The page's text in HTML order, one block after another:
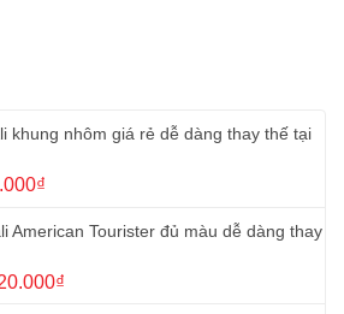
khung nhôm giá rẻ dễ dàng thay thế tại
₫Giá
tại
35.000₫.
American Tourister đủ màu dễ dàng thay
₫Giá